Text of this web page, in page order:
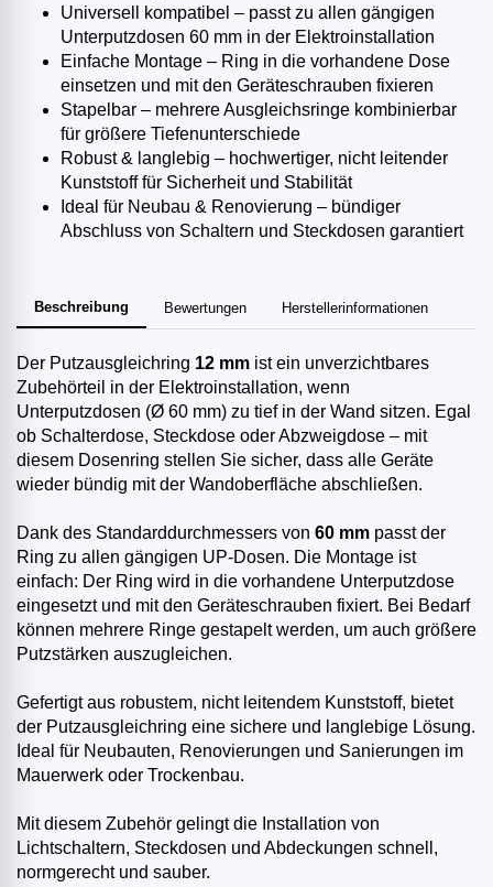
Universell kompatibel – passt zu allen gängigen
Unterputzdosen 60 mm in der Elektroinstallation
Einfache Montage – Ring in die vorhandene Dose
einsetzen und mit den Geräteschrauben fixieren
Stapelbar – mehrere Ausgleichsringe kombinierbar
für größere Tiefenunterschiede
Robust & langlebig – hochwertiger, nicht leitender
Kunststoff für Sicherheit und Stabilität
Ideal für Neubau & Renovierung – bündiger
Abschluss von Schaltern und Steckdosen garantiert
Beschreibung Bewertungen Herstellerinformationen
Der Putzausgleichring 12 mm ist ein unverzichtbares
Zubehörteil in der Elektroinstallation, wenn
Unterputzdosen (Ø 60 mm) zu tief in der Wand sitzen. Egal
ob Schalterdose, Steckdose oder Abzweigdose – mit
diesem Dosenring stellen Sie sicher, dass alle Geräte
wieder bündig mit der Wandoberfläche abschließen.
Dank des Standarddurchmessers von 60 mm passt der
Ring zu allen gängigen UP-Dosen. Die Montage ist
einfach: Der Ring wird in die vorhandene Unterputzdose
eingesetzt und mit den Geräteschrauben fixiert. Bei Bedarf
können mehrere Ringe gestapelt werden, um auch größere
Putzstärken auszugleichen.
Gefertigt aus robustem, nicht leitendem Kunststoff, bietet
der Putzausgleichring eine sichere und langlebige Lösung.
Ideal für Neubauten, Renovierungen und Sanierungen im
Mauerwerk oder Trockenbau.
Mit diesem Zubehör gelingt die Installation von
Lichtschaltern, Steckdosen und Abdeckungen schnell,
normgerecht und sauber.